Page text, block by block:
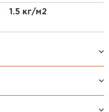
1.5 кг/м2